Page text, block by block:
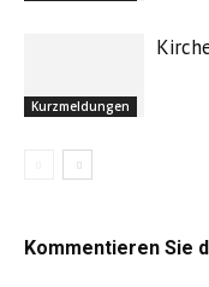
Kurzmeldungen
Kommentieren Sie